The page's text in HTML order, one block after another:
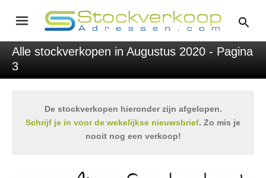
Alle stockverkopen in Augustus 2020 - Pagina
3
De stockverkopen hieronder zijn afgelopen.
Schrijf je in voor de wekelijkse nieuwsbrief. Zo mis je
nooit nog een verkoop!